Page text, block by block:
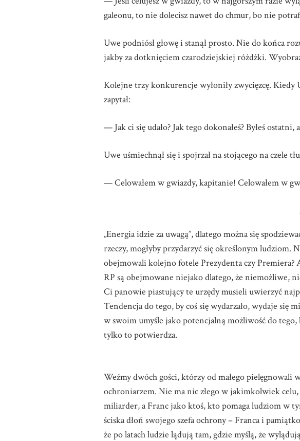
galeonu, to nie dolecisz nawet do chmur, bo nie
Uwe podniósł głowę i stanął prosto. Nie do końca
jakby za dotknięciem czarodziejskiej różdżki.
Kolejne trzy konkurencje wyłoniły zwycięzcę. Kiedy
zapytał:
— Jak ci się udało? Jak tego dokonałeś? Byłeś ostatni,
Uwe uśmiechnął się i spojrzał na stojącego na czele
— Celowałem w gwiazdy, kapitanie! Celowałem w
„Energia idzie za uwagą”, dlatego można się
rzeczy, mogłyby przydarzyć się określonym ludziom.
obejmowali kolejno fotele Prezydenta czy Premiera?
RP są obejmowane niejako dlatego, że niemożliwe,
Ci panowie piastujący te urzędy musieli uwierzyć
Tendencja do tego, by coś się wydarzało, wydaje
w swoim umyśle jako potencjalną możliwość do tego,
tylko to potwierdza.
Weźmy dwóch gości, którzy od małego pielęgnowali
ochroniarzem. Nie ma nic złego w jakimkolwiek
miliarder, a Franc jako ktoś, kto pomaga ludziom w
ściska dłoń swojego szefa ochrony – Franca i
że po latach ludzie lądują tam, gdzie myślą, że